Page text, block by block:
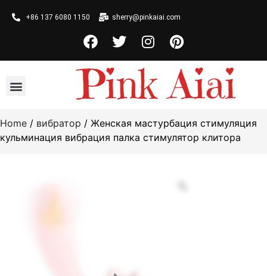
+86 137 6080 1150 sherry@pinkaiai.com
Home / вибратор / Женская мастурбация стимуляция
кульминация вибрация палка стимулятор клитора